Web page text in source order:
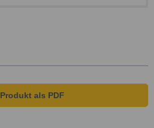
Produkt als PDF